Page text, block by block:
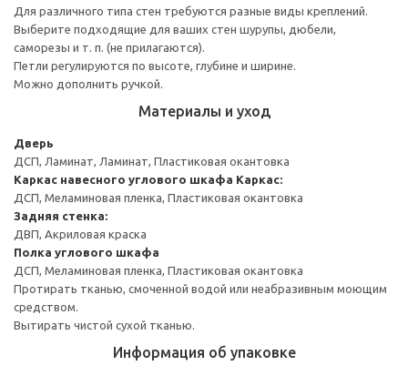
Для различного типа стен требуются разные виды креплений.
Выберите подходящие для ваших стен шурупы, дюбели,
саморезы и т. п. (не прилагаются).
Петли регулируются по высоте, глубине и ширине.
Можно дополнить ручкой.
Материалы и уход
Дверь
ДСП, Ламинат, Ламинат, Пластиковая окантовка
Каркас навесного углового шкафа Каркас:
ДСП, Меламиновая пленка, Пластиковая окантовка
Задняя стенка:
ДВП, Акриловая краска
Полка углового шкафа
ДСП, Меламиновая пленка, Пластиковая окантовка
Протирать тканью, смоченной водой или неабразивным моющим
средством.
Вытирать чистой сухой тканью.
Информация об упаковке